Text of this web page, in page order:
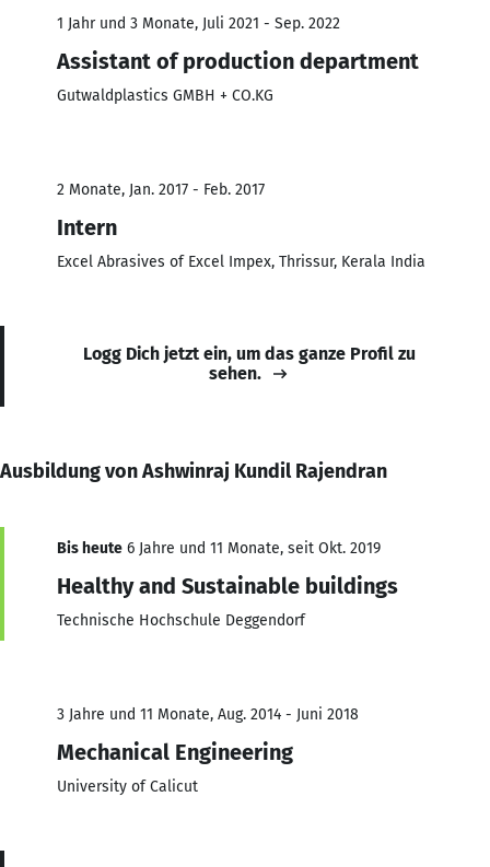
1 Jahr und 3 Monate, Juli 2021 - Sep. 2022
Assistant of production department
Gutwaldplastics GMBH + CO.KG
2 Monate, Jan. 2017 - Feb. 2017
Intern
Excel Abrasives of Excel Impex, Thrissur, Kerala India
Logg Dich jetzt ein, um das ganze Profil zu
sehen.
Ausbildung von Ashwinraj Kundil Rajendran
Bis heute 6 Jahre und 11 Monate, seit Okt. 2019
Healthy and Sustainable buildings
Technische Hochschule Deggendorf
3 Jahre und 11 Monate, Aug. 2014 - Juni 2018
Mechanical Engineering
University of Calicut